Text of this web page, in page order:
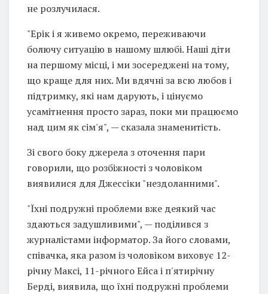
не розлучилася.
"Ерік і я живемо окремо, переживаючи
болючу ситуацію в нашому шлюбі. Наші діти
на першому місці, і ми зосереджені на тому,
що краще для них. Ми вдячні за всю любов і
підтримку, які нам дарують, і цінуємо
усамітнення просто зараз, поки ми працюємо
над цим як сім'я", — сказала знаменитість.
Зі свого боку джерела з оточення пари
говорили, що розбіжності з чоловіком
виявилися для Джессіки "нездоланними".
"Їхні подружні проблеми вже деякий час
здаються задушливими", — поділився з
журналістами інформатор. За його словами,
співачка, яка разом із чоловіком виховує 12-
річну Максі, 11-річного Ейса і п'ятирічну
Берді, виявила, що їхні подружні проблеми